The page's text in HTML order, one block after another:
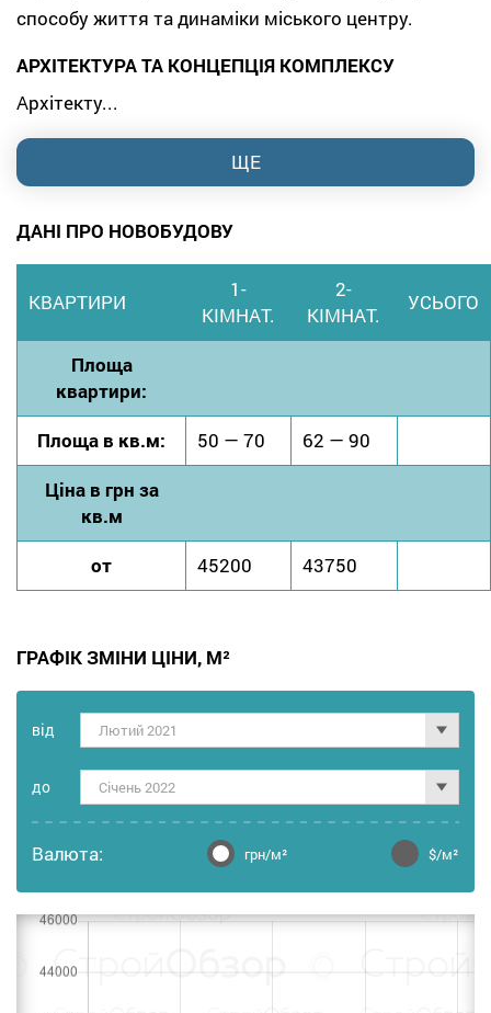
способу життя та динаміки міського центру.
АРХІТЕКТУРА ТА КОНЦЕПЦІЯ КОМПЛЕКСУ
Архітекту...
ЩЕ
ДАНІ ПРО НОВОБУДОВУ
КВАРТИРИ
1-
КІМНАТ.
2-
КІМНАТ.
УСЬОГО
Площа
квартири:
Площа в кв.м:
50 — 70
62 — 90
Ціна в грн за
кв.м
от
45200 43750
ГРАФІК ЗМІНИ ЦІНИ, М²
від Лютий 2021
до Січень 2022
Валюта: грн/м² $/м²